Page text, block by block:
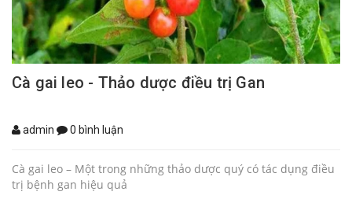
Cà gai leo - Thảo dược điều trị Gan
admin 0 bình luận
Cà gai leo – Một trong những thảo dược quý có tác dụng điều
trị bệnh gan hiệu quả